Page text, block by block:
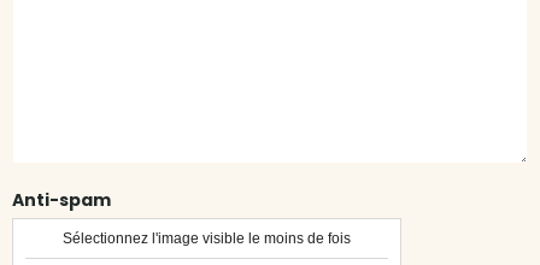
Anti-spam
Sélectionnez l'image visible le moins de fois